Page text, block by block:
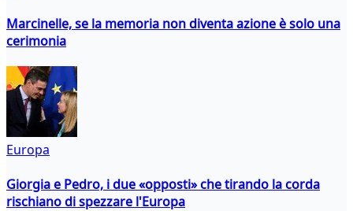
Marcinelle, se la memoria non diventa azione è solo una
cerimonia
Europa
Giorgia e Pedro, i due «opposti» che tirando la corda
rischiano di spezzare l'Europa